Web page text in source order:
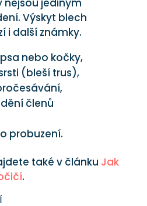
Výskyt blech
i další známky.
nebo kočky,
(bleší trus),
členů
probuzení.
také v článku Jak
.